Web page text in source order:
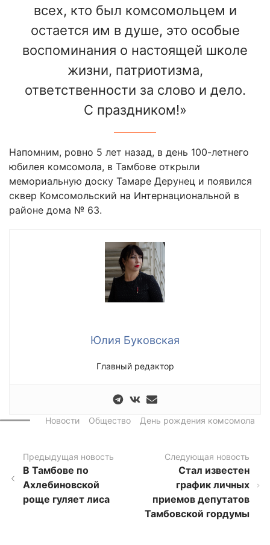
всех, кто был комсомольцем и
остается им в душе, это особые
воспоминания о настоящей школе
жизни, патриотизма,
ответственности за слово и дело.
С праздником!»
Напомним, ровно 5 лет назад, в день 100-летнего
юбилея комсомола, в Тамбове открыли
мемориальную доску Тамаре Дерунец и появился
сквер Комсомольский на Интернациональной в
районе дома № 63.
Юлия Буковская
Главный редактор
Новости Общество День рождения комсомола
Предыдущая новость
В Тамбове по
Ахлебиновской
роще гуляет лиса
Следующая новость
Стал известен
график личных
приемов депутатов
Тамбовской гордумы